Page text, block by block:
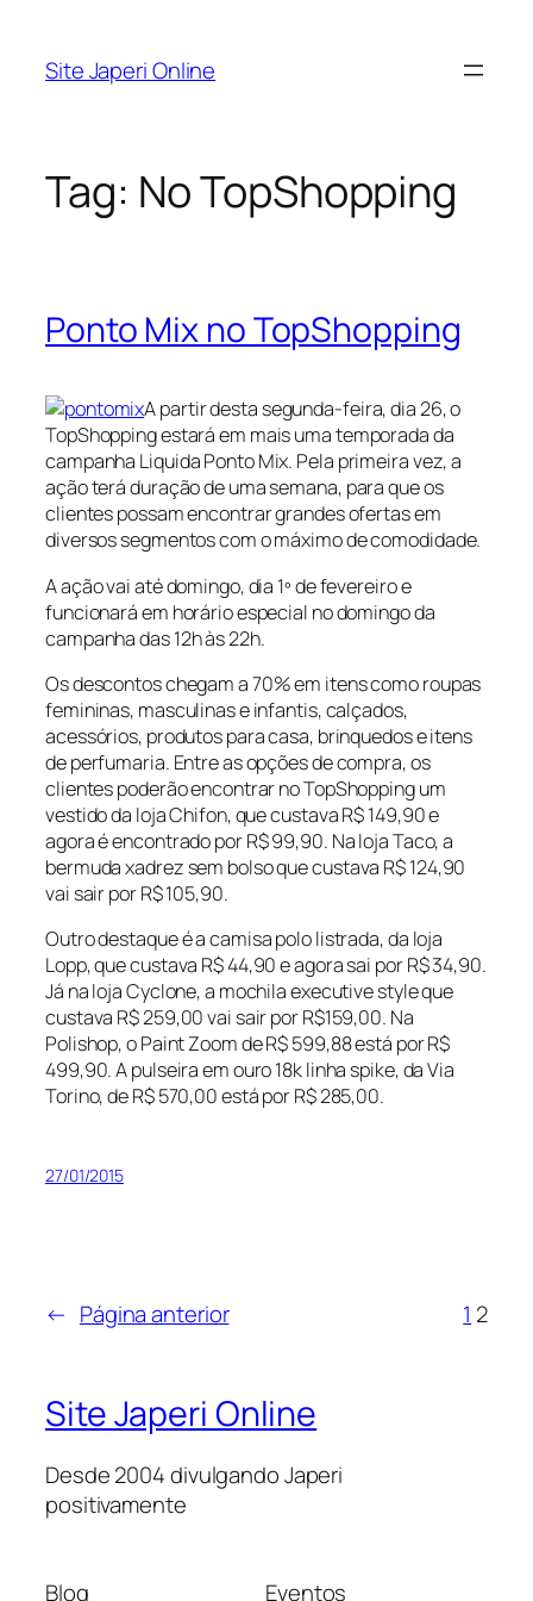
Site Japeri Online
Tag: No TopShopping
Ponto Mix no TopShopping
A partir desta segunda-feira, dia 26, o
TopShopping estará em mais uma temporada da
campanha Liquida Ponto Mix. Pela primeira vez, a
ação terá duração de uma semana, para que os
clientes possam encontrar grandes ofertas em
diversos segmentos com o máximo de comodidade.
A ação vai até domingo, dia 1º de fevereiro e
funcionará em horário especial no domingo da
campanha das 12h às 22h.
Os descontos chegam a 70% em itens como roupas
femininas, masculinas e infantis, calçados,
acessórios, produtos para casa, brinquedos e itens
de perfumaria. Entre as opções de compra, os
clientes poderão encontrar no TopShopping um
vestido da loja Chifon, que custava R$ 149,90 e
agora é encontrado por R$ 99,90. Na loja Taco, a
bermuda xadrez sem bolso que custava R$ 124,90
vai sair por R$ 105,90.
Outro destaque é a camisa polo listrada, da loja
Lopp, que custava R$ 44,90 e agora sai por R$ 34,90.
Já na loja Cyclone, a mochila executive style que
custava R$ 259,00 vai sair por R$159,00. Na
Polishop, o Paint Zoom de R$ 599,88 está por R$
499,90. A pulseira em ouro 18k linha spike, da Via
Torino, de R$ 570,00 está por R$ 285,00.
27/01/2015
← Página anterior 1 2
Site Japeri Online
Desde 2004 divulgando Japeri
positivamente
Blog Eventos